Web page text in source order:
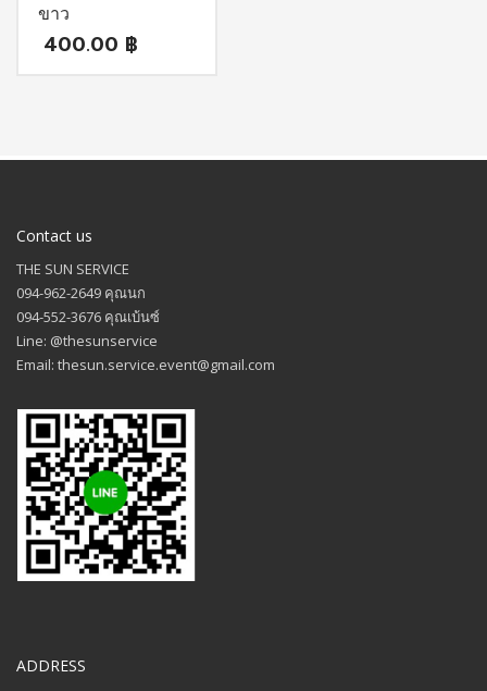
ขาว
400.00 ฿
Contact us
THE SUN SERVICE
094-962-2649 คุณนก
094-552-3676 คุณเบ้นซ์
Line: @thesunservice
Email: thesun.service.event@gmail.com
ADDRESS